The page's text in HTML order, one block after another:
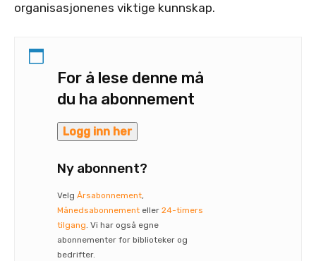
organisasjonenes viktige kunnskap.
For å lese denne må
du ha abonnement
Logg inn her
Ny abonnent?
Velg Årsabonnement,
Månedsabonnement eller 24-timers
tilgang. Vi har også egne
abonnementer for biblioteker og
bedrifter.